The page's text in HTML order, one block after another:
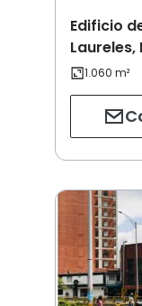
Edificio
Laureles,